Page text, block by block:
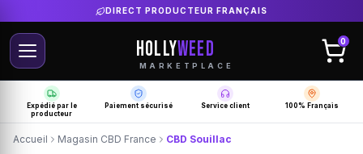
LIVRAISON GRATUITE SELON PRODUCTEUR
HOLLYWEED
MARKETPLACE
0
Expédié par le
producteur
Paiement sécurisé Service client 100% Français
Accueil Magasin CBD France CBD Souillac